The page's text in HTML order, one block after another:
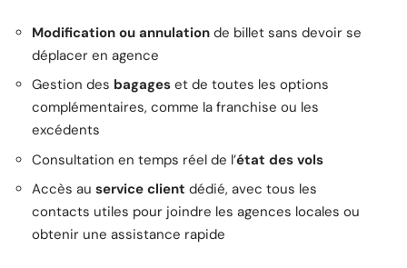
Modification ou annulation de billet sans devoir se
déplacer en agence
Gestion des bagages et de toutes les options
complémentaires, comme la franchise ou les
excédents
Consultation en temps réel de l’état des vols
Accès au service client dédié, avec tous les
contacts utiles pour joindre les agences locales ou
obtenir une assistance rapide